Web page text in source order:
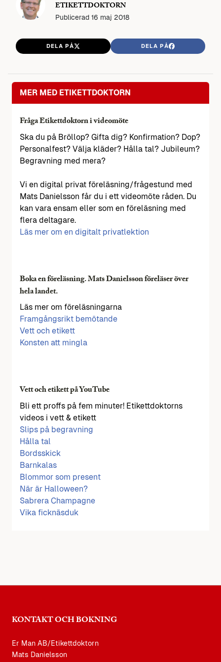
ETIKETTDOKTORN
Publicerad 16 maj 2018
DELA PÅ DELA PÅ
MER MED ETIKETTDOKTORN
Fråga Etikettdoktorn i videomöte
Ska du på Bröllop? Gifta dig? Konfirmation? Dop?
Personalfest? Välja kläder? Hålla tal? Jubileum?
Begravning med mera?
Vi en digital privat föreläsning/frågestund med
Mats Danielsson får du i ett videomöte råden. Du
kan vara ensam eller som en föreläsning med
flera deltagare.
Läs mer om en digitalt privatlektion
Boka en föreläsning. Mats Danielsson föreläser över
hela landet.
Läs mer om föreläsningarna
Framgångsrikt bemötande
Vett och etikett
Konsten att mingla
Vett och etikett på YouTube
Bli ett proffs på fem minuter! Etikettdoktorns
videos i vett & etikett
Slips på begravning
Hålla tal
Bordsskick
Barnkalas
Blommor som present
När är Halloween?
Sabrera Champagne
Vika ficknäsduk
KONTAKT OCH BOKNING
Er Man AB/Etikettdoktorn
Mats Danielsson